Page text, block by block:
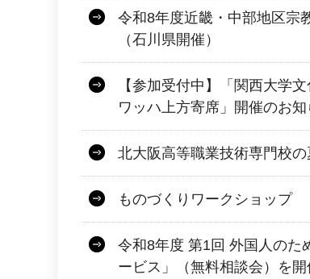
令和8年度近畿・中部地区宗
（石川県開催）
【参加受付中】「関西大学
ワッハ上方寄席」開催のお
北大阪高等職業技術専門校
ものづくりワークショップ
令和8年度 第1回 外国人のた
ービス」（無料相談会）を